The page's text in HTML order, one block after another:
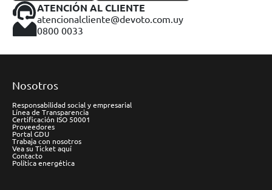
ATENCIÓN AL CLIENTE
atencionalcliente@devoto.com.uy
0800 0033
Nosotros
Responsabilidad social y empresarial
Línea de Transparencia
Certificación ISO 50001
Proveedores
Portal GDU
Trabaja con nosotros
Vea su Ticket aquí
Contacto
Política energética